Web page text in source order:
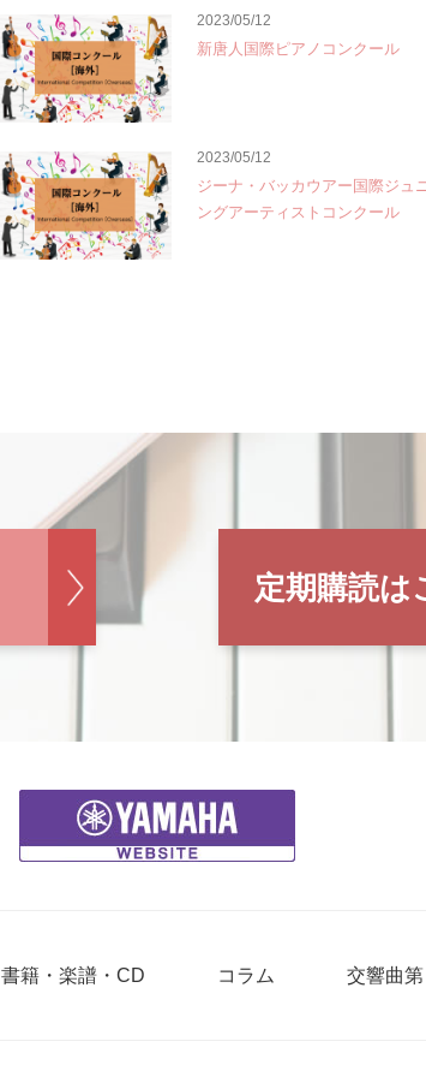
2023/05/12
新唐人国際ピアノコンクール
2023/05/12
ジーナ・バッカウアー国際ジュ
ングアーティストコンクール
定期購読は
書籍・楽譜・CD コラム 交響曲